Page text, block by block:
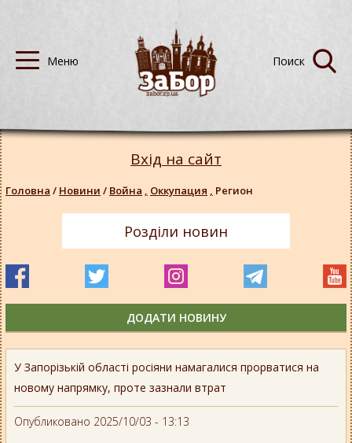
У Запорізькій області росіяни намагалися прорватися на
новому напрямку, проте зазнали втрат
Опубликовано 2025/10/03 - 13:13
Вхід на сайт
Головна / Новини / Война , Оккупация , Регион
Розділи новин
ДОДАТИ НОВИНУ